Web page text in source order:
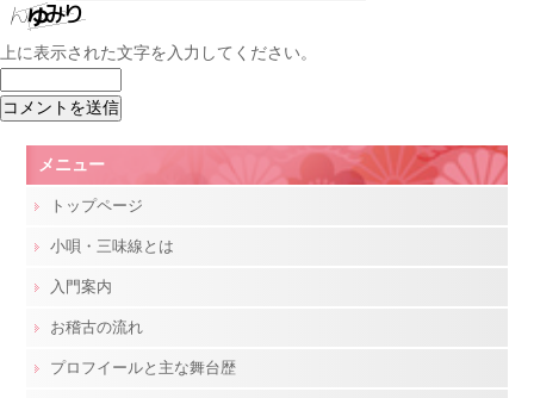
上に表示された文字を入力してください。
メニュー
トップページ
小唄・三味線とは
入門案内
お稽古の流れ
プロフイールと主な舞台歴